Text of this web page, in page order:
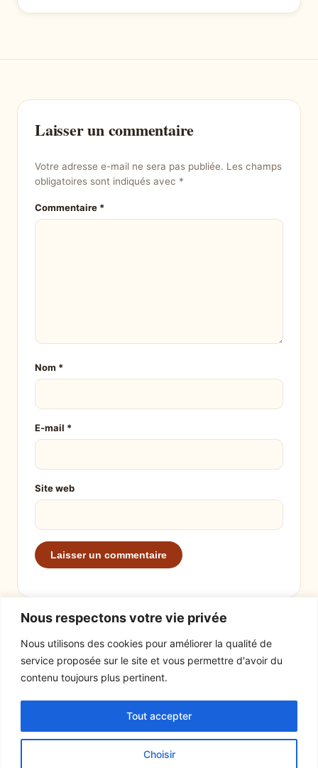
Nous respectons votre vie privée
Nous utilisons des cookies pour améliorer la qualité de
service proposée sur le site et vous permettre d'avoir du
contenu toujours plus pertinent.
Choisir
Tout accepter
Laisser un commentaire
Votre adresse e-mail ne sera pas publiée. Les champs
obligatoires sont indiqués avec *
Commentaire *
Nom *
E-mail *
Site web
Actualités
Mentions légales